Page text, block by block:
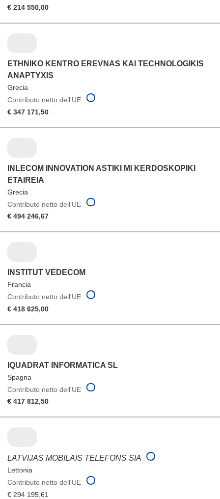
€ 214 550,00
ETHNIKO KENTRO EREVNAS KAI TECHNOLOGIKIS
ANAPTYXIS
Grecia
Contributo netto dell'UE
€ 347 171,50
INLECOM INNOVATION ASTIKI MI KERDOSKOPIKI
ETAIREIA
Grecia
Contributo netto dell'UE
€ 494 246,67
INSTITUT VEDECOM
Francia
Contributo netto dell'UE
€ 418 625,00
IQUADRAT INFORMATICA SL
Spagna
Contributo netto dell'UE
€ 417 812,50
LATVIJAS MOBILAIS TELEFONS SIA
Lettonia
Contributo netto dell'UE
€ 294 195,61